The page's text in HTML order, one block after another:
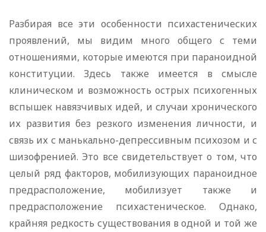
Разбирая все эти особенности психастенических
проявлений, мы видим много общего с теми
отношениями, которые имеются при параноидной
конституции. Здесь также имеется в смысле
клиническом и возможность острых психогенных
вспышек навязчивых идей, и случаи хронического
их развития без резкого изменения личности, и
связь их с манькально-депрессивным психозом и с
шизофренией. Это все свидетельствует о том, что
целый ряд факторов, мобилизующих параноидное
предрасположение, моби­лизует также и
предрасположение психастеническое. Однако,
крайняя редкость существования в одной и той же